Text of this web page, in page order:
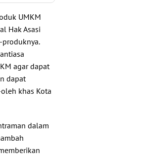
UMKM
Hak Asasi
agar dapat
dapat
khas Kota
dalam